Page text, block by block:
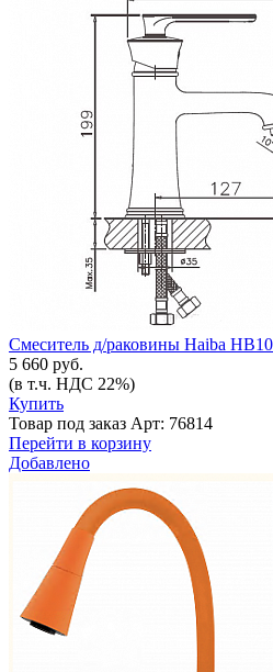
Смеситель д/раковины Haiba
5 660 руб.
(в т.ч. НДС 22%)
Купить
Товар под заказ Арт: 76814
Перейти в корзину
Добавлено